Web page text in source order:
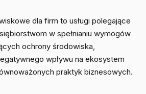
dla firm to usługi polegające
w spełnianiu wymogów
ochrony środowiska,
wpływu na ekosystem
praktyk biznesowych.